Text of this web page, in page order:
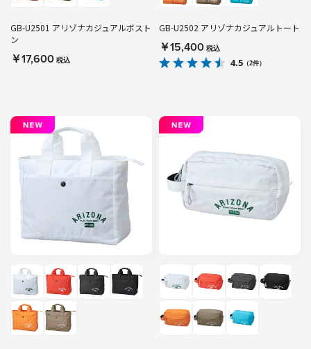
GB-U2501 アリゾナカジュアルボスト
ン
￥17,600 税込
GB-U2502 アリゾナカジュアルトート
￥15,400 税込
4.5 （2件）